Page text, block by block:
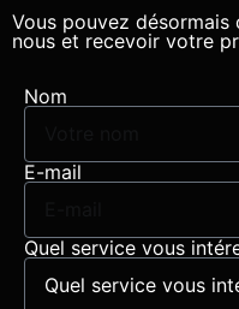
Vous pouvez
nous et recevoir votre
Nom
E-mail
Quel service vous